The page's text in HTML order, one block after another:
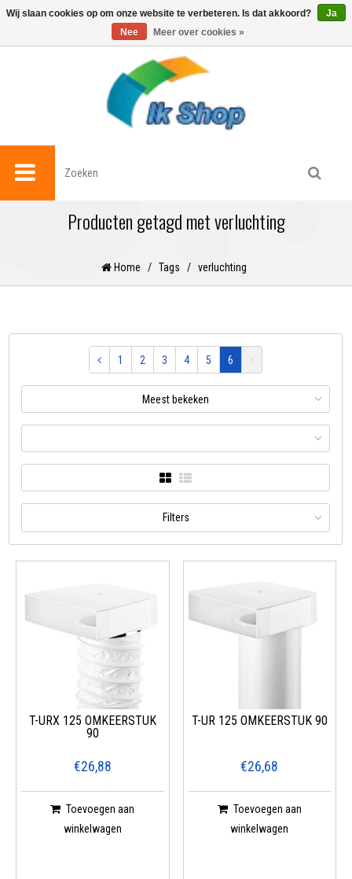
0
Producten getagd met verluchting
Home / Tags / verluchting
1 2 3 4 5 6
Meest bekeken
Filters
T-URX 125 OMKEERSTUK
90
€26,88
Toevoegen aan
winkelwagen
T-UR 125 OMKEERSTUK 90
€26,68
Toevoegen aan
winkelwagen
Wij slaan cookies op om onze website te verbeteren. Is dat akkoord?
Ja
Nee
Meer over cookies »